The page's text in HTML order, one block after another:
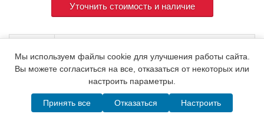
Уточнить стоимость и наличие
© 2015. Все права защищены.Мотор-Юг
Написать в MAX Telegram WhatsApp Позвонить
Мы используем файлы cookie для улучшения работы сайта.
Вы можете согласиться на все, отказаться от некоторых или
настроить параметры.
Принять все Отказаться Настроить